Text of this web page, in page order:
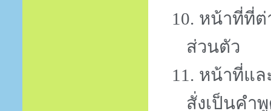
10. หน้าที่ที่ต่
ส่วนตัว
11. หน้าที่แล
สั่งเป็นคำ